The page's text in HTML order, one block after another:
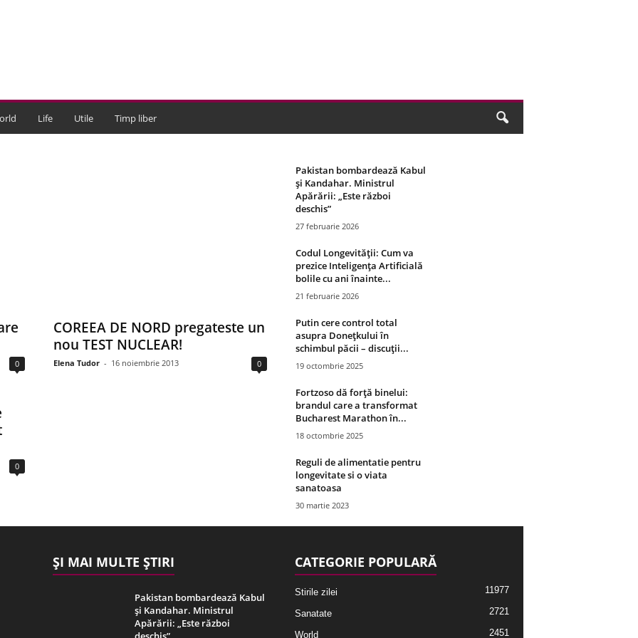
Life Utile Timp liber
0
COREEA DE NORD pregateste un
nou TEST NUCLEAR!
Elena Tudor - 16 noiembrie 2013 0
0
Pakistan bombardează Kabul
și Kandahar. Ministrul
Apărării: „Este război
deschis”
27 februarie 2026
Codul Longevității: Cum va
prezice Inteligența Artificială
bolile cu ani înainte...
21 februarie 2026
Putin cere control total
asupra Donețkului în
schimbul păcii – discuții...
19 octombrie 2025
Fortzoso dă forță binelui:
brandul care a transformat
Bucharest Marathon în...
18 octombrie 2025
Reguli de alimentatie pentru
longevitate si o viata
sanatoasa
30 martie 2023
ȘI MAI MULTE ȘTIRI
Pakistan bombardează Kabul
și Kandahar. Ministrul
Apărării: „Este război
CATEGORIE POPULARĂ
Stirile zilei 11977
Sanatate 2721
World 2451